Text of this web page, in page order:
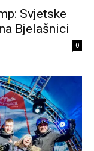
Svjetske
Bjelašnici
0